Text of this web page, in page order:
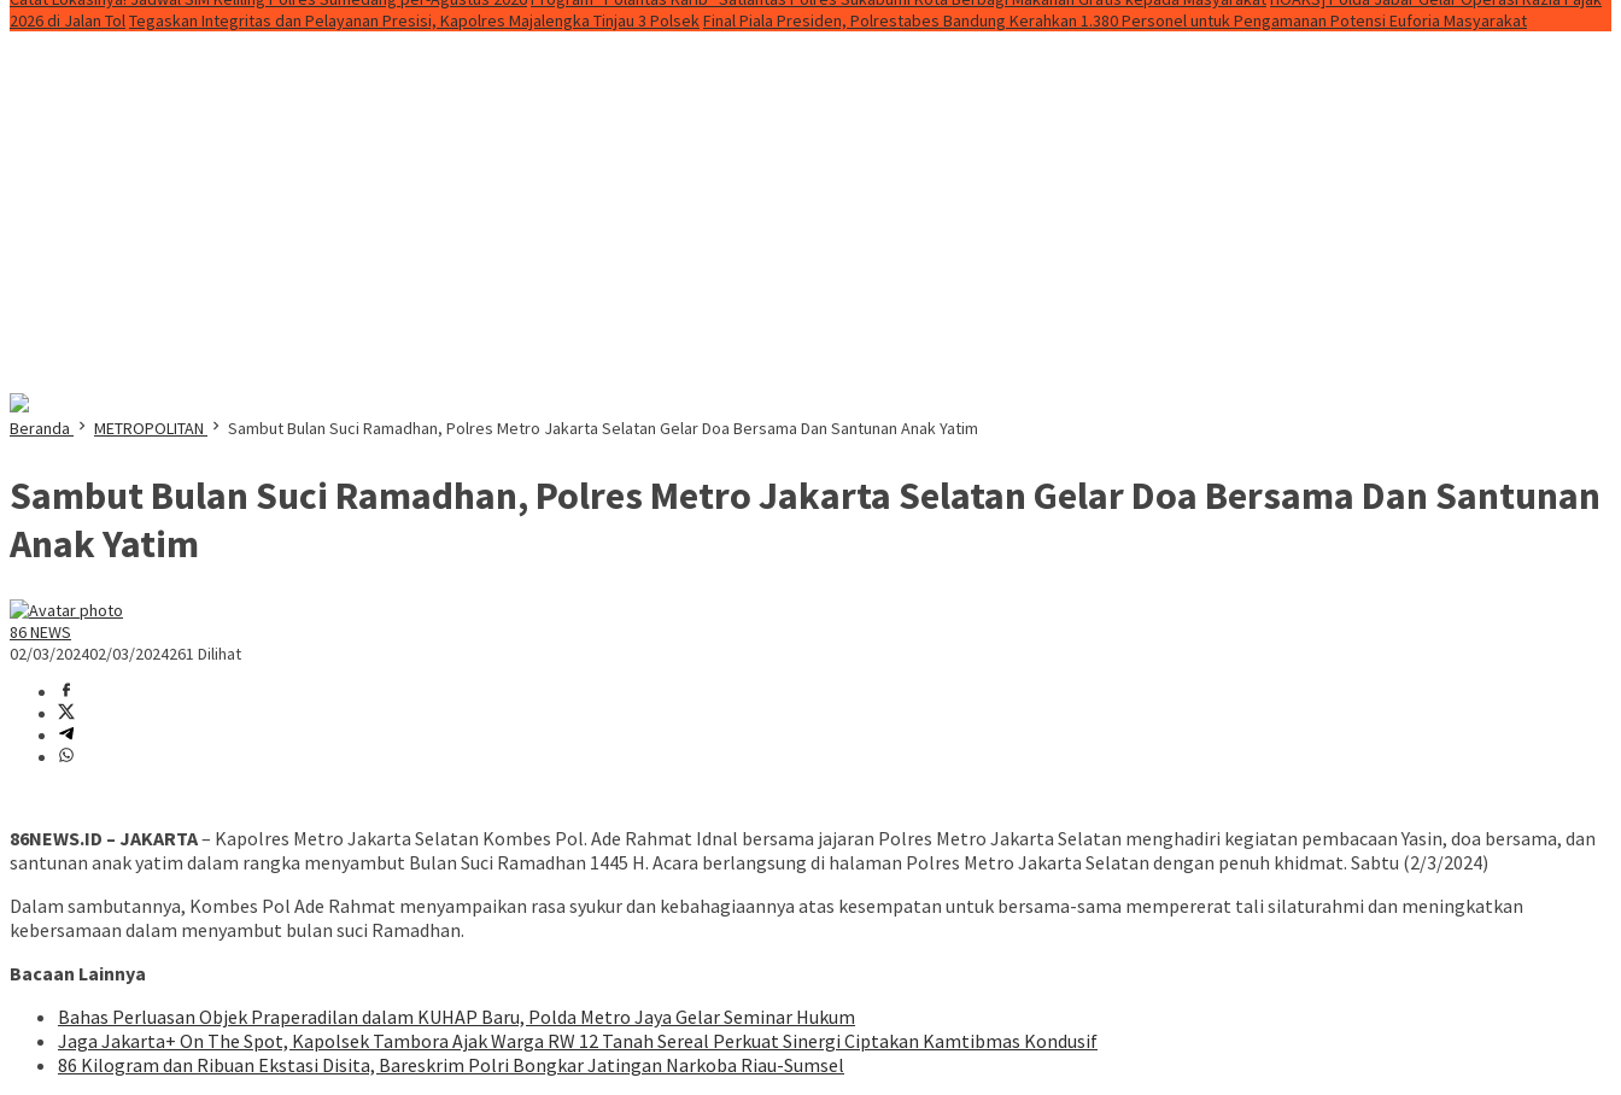
2026 di Jalan TolTegaskan Integritas dan Pelayanan Presisi, Kapolres Majalengka Tinjau 3 PolsekFinal Piala Presiden, Polrestabes Bandung Kerahkan 1.380 Personel untuk Pengamanan Potensi Euforia Masyarakat
Beranda METROPOLITAN Sambut Bulan Suci Ramadhan, Polres Metro Jakarta Selatan Gelar Doa Bersama Dan Santunan Anak Yatim
Sambut Bulan Suci Ramadhan, Polres Metro Jakarta Selatan Gelar Doa Bersama Dan Santunan
Anak Yatim
86 NEWS
02/03/202402/03/2024261 Dilihat
86NEWS.ID – JAKARTA– Kapolres Metro Jakarta Selatan Kombes Pol. Ade Rahmat Idnal bersama jajaran Polres Metro Jakarta Selatan menghadiri kegiatan pembacaan Yasin, doa bersama, dan
santunan anak yatim dalam rangka menyambut Bulan Suci Ramadhan 1445 H. Acara berlangsung di halaman Polres Metro Jakarta Selatan dengan penuh khidmat. Sabtu (2/3/2024)
Dalam sambutannya, Kombes Pol Ade Rahmat menyampaikan rasa syukur dan kebahagiaannya atas kesempatan untuk bersama-sama mempererat tali silaturahmi dan meningkatkan
kebersamaan dalam menyambut bulan suci Ramadhan.
Bacaan Lainnya
Bahas Perluasan Objek Praperadilan dalam KUHAP Baru, Polda Metro Jaya Gelar Seminar Hukum
Jaga Jakarta+ On The Spot, Kapolsek Tambora Ajak Warga RW 12 Tanah Sereal Perkuat Sinergi Ciptakan Kamtibmas Kondusif
86 Kilogram dan Ribuan Ekstasi Disita, Bareskrim Polri Bongkar Jatingan Narkoba Riau-Sumsel